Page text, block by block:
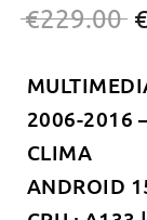
€229.00 €
2006-2016
CLIMA
ANDROID